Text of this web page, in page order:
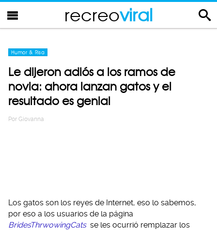
recreoviral
Humor & Risa
Le dijeron adiós a los ramos de
novia: ahora lanzan gatos y el
resultado es genial
Por Giovanna
Los gatos son los reyes de Internet, eso lo sabemos,
por eso a los usuarios de la página
BridesThrwowingCats se les ocurrió remplazar los